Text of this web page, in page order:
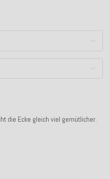
die Ecke gleich viel gemütlicher.